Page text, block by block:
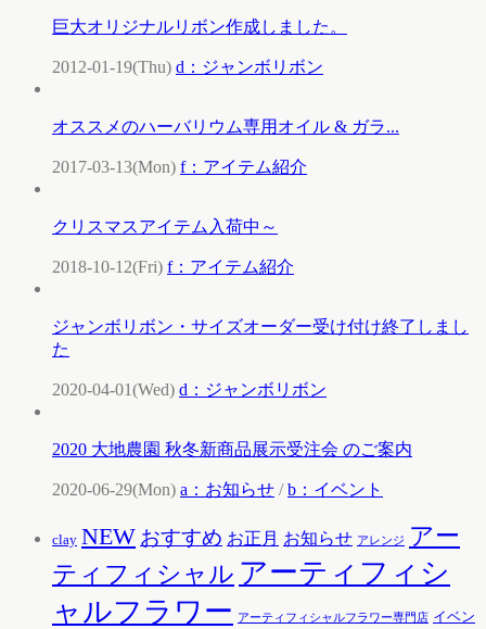
巨大オリジナルリボン作成しました。
2012-01-19(Thu) d：ジャンボリボン
オススメのハーバリウム専用オイル & ガラ...
2017-03-13(Mon) f：アイテム紹介
クリスマスアイテム入荷中～
2018-10-12(Fri) f：アイテム紹介
ジャンボリボン・サイズオーダー受け付け終了しまし
た
2020-04-01(Wed) d：ジャンボリボン
2020 大地農園 秋冬新商品展示受注会 のご案内
2020-06-29(Mon) a：お知らせ /b：イベント
clay NEW おすすめ お正月 お知らせ アレンジ アー
ティフィシャル アーティフィシ
ャルフラワー
アーティフィシャルフラワー専門店 イベン